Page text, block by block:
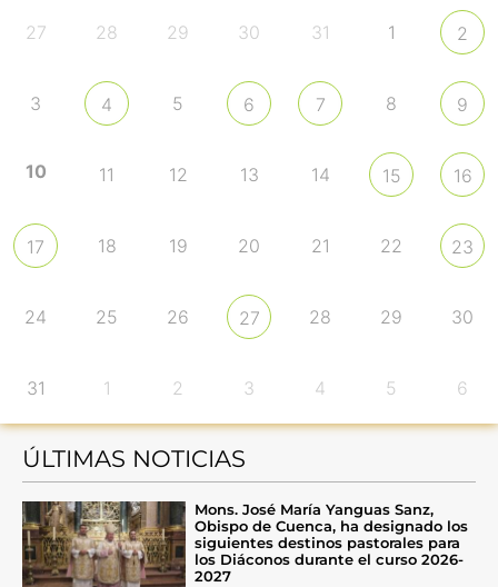
27 28 29 30 31 1 2
3 4 5 6 7 8 9
10 11 12 13 14 15 16
17 18 19 20 21 22 23
24 25 26 27 28 29 30
31 1 2 3 4 5 6
ÚLTIMAS NOTICIAS
Mons. José María Yanguas Sanz,
Obispo de Cuenca, ha designado los
siguientes destinos pastorales para
los Diáconos durante el curso 2026-
2027